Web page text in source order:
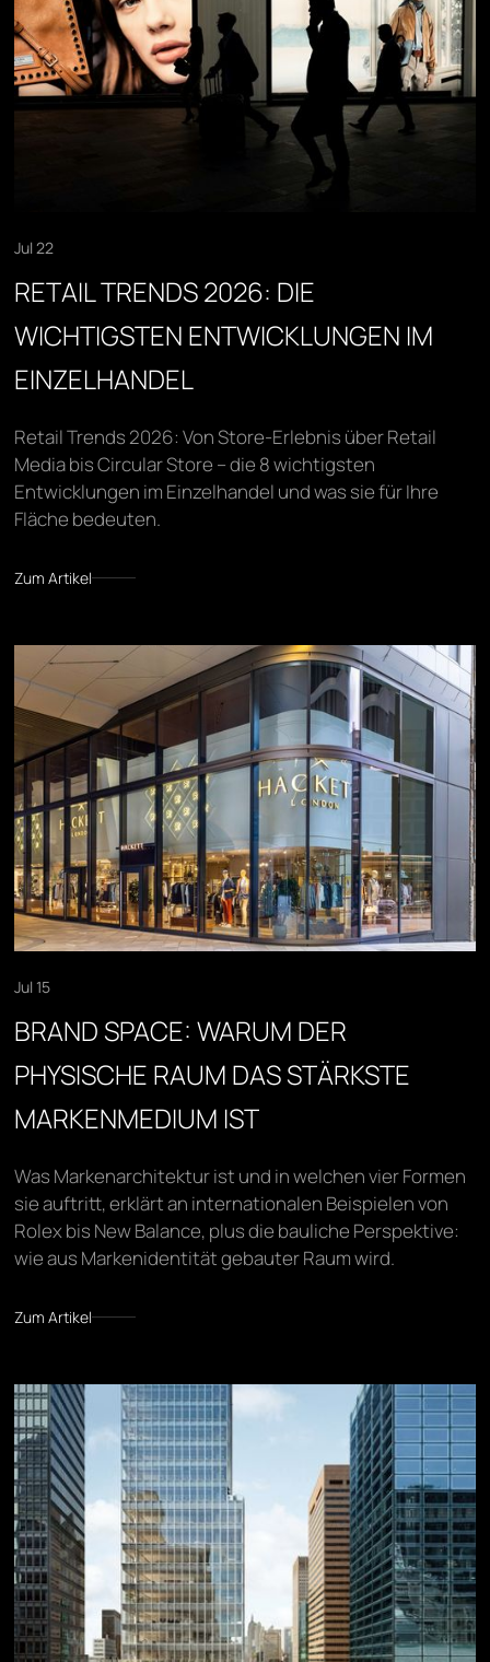
Jul 22
RETAIL TRENDS 2026: DIE
WICHTIGSTEN ENTWICKLUNGEN IM
EINZELHANDEL
Retail Trends 2026: Von Store-Erlebnis über Retail
Media bis Circular Store – die 8 wichtigsten
Entwicklungen im Einzelhandel und was sie für Ihre
Fläche bedeuten.
Zum Artikel
Jul 15
BRAND SPACE: WARUM DER
PHYSISCHE RAUM DAS STÄRKSTE
MARKENMEDIUM IST
Was Markenarchitektur ist und in welchen vier Formen
sie auftritt, erklärt an internationalen Beispielen von
Rolex bis New Balance, plus die bauliche Perspektive:
wie aus Markenidentität gebauter Raum wird.
Zum Artikel